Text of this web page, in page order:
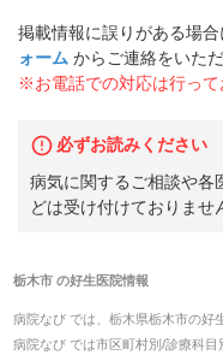
掲載情報に誤りがある場合
ォーム からご連絡をいた
※お電話での対応は行って
必ずお読みください
病気に関するご相談や各
どは受け付けておりませ
栃木市の好生医院情報
病院なび では、 栃木県栃木市の好
病院なび では市区町村別/診療科